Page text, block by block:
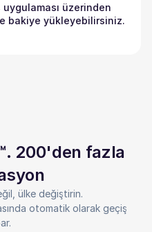
üzerinden
bakiye yükleyebilirsiniz.
200'den fazla
ülke değiştirin.
otomatik olarak geçiş